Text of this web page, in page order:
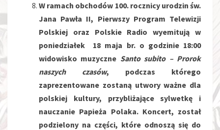
W ramach obchodów 100. rocznicy urodzin św.
Jana Pawła II, Pierwszy Program Telewizji
Polskiej oraz Polskie Radio wyemitują w
poniedziałek 18 maja br. o godzinie 18:00
widowisko muzyczne Santo subito – Prorok
naszych czasów, podczas którego
zaprezentowane zostaną utwory ważne dla
polskiej kultury, przybliżające sylwetkę i
nauczanie Papieża Polaka. Koncert, został
podzielony na części, które odnoszą się do